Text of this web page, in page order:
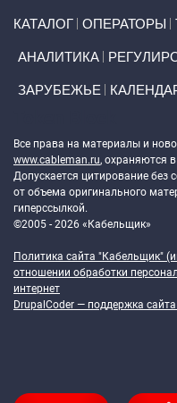
КАТАЛОГ ОПЕРАТОРЫ
АНАЛИТИКА
ЗАРУБЕЖЬЕ
Все права на материалы и
www.cableman.ru, охраняются
Допускается цитирование без
от объема оригинального
гиперссылкой.
©2005 - 2026 «Кабельщик»
Политика сайта "Кабельщик"
отношении обработки
интернет
DrupalCoder — поддержка